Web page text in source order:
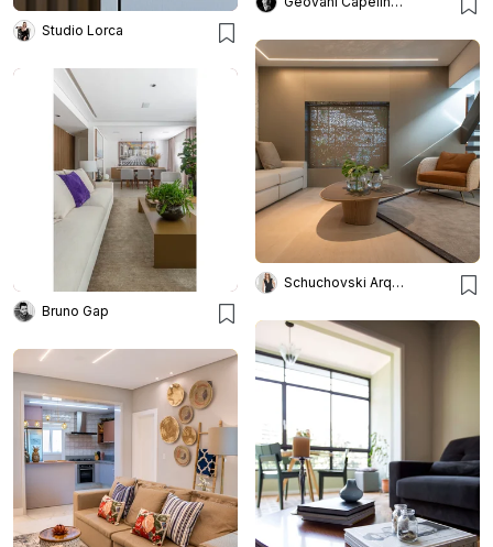
Studio Lorca
Schuchovski Arquitetura
Bruno Gap